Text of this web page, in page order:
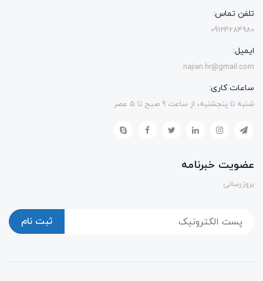
تلفن تماس:
09124284980
ایمیل:
najian.hr@gmail.com
ساعات کاری:
شنبه تا پنجشنبه، از ساعت 9 صبح تا 5 عصر
عضویت خبرنامه
بروزرسانی
ثبت نام